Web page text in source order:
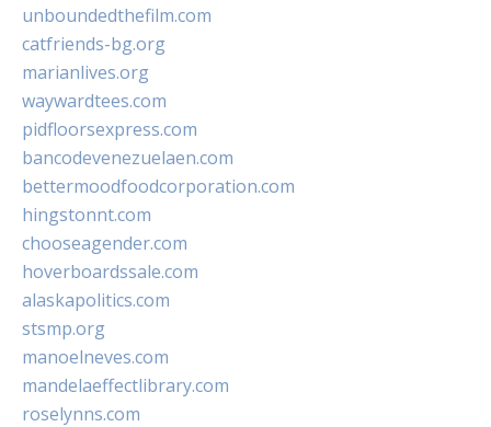
unboundedthefilm.com
catfriends-bg.org
marianlives.org
waywardtees.com
pidfloorsexpress.com
bancodevenezuelaen.com
bettermoodfoodcorporation.com
hingstonnt.com
chooseagender.com
hoverboardssale.com
alaskapolitics.com
stsmp.org
manoelneves.com
mandelaeffectlibrary.com
roselynns.com